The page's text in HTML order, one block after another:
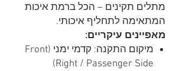
מתלים תקינים – הכל ברמת איכות
המתאימה לתחליף איכותי.
מאפיינים עיקריים:
מיקום התקנה: קדמי ימני (Front
Right / Passenger Side)